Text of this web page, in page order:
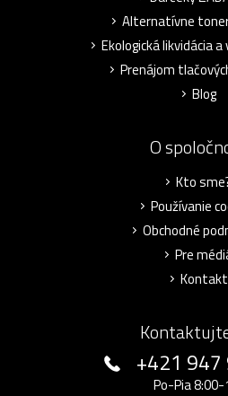
Alternatívne
Ekologická likvidácia
Prenájom
Blog
O
Kto
Používanie
Obchodné
Pre
Kontakt
+421
Po-Pia 8:00-